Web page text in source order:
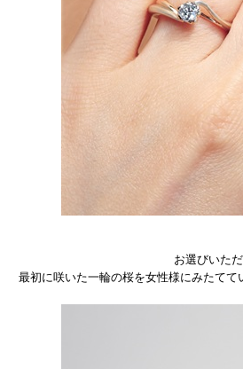
お選びいた
最初に咲いた一輪の桜を女性様にみたてて